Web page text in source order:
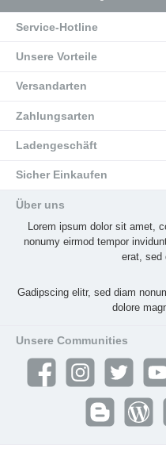
Service-Hotline
Unsere Vorteile
Versandarten
Zahlungsarten
Ladengeschäft
Sicher Einkaufen
Über uns
Lorem ipsum dolor sit amet,
nonumy eirmod tempor
erat, sed
Gadipscing elitr, sed diam
dolore
Unsere Communities
Facebook Instagram Twitter
Blogger Blog